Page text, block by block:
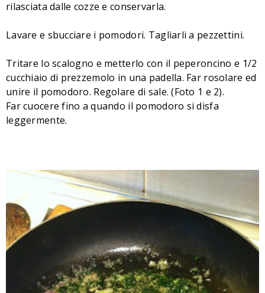
rilasciata dalle cozze e conservarla.
Lavare e sbucciare i pomodori. Tagliarli a pezzettini.
Tritare lo scalogno e metterlo con il peperoncino e 1/2
cucchiaio di prezzemolo in una padella. Far rosolare ed
unire il pomodoro. Regolare di sale. (Foto 1 e 2).
Far cuocere fino a quando il pomodoro si disfa
leggermente.